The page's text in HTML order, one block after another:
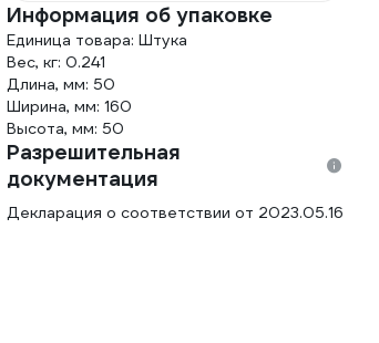
Информация об упаковке
Единица товара: Штука
Вес, кг: 0.241
Длина, мм: 50
Ширина, мм: 160
Высота, мм: 50
Разрешительная
документация
Декларация о соответствии от 2023.05.16